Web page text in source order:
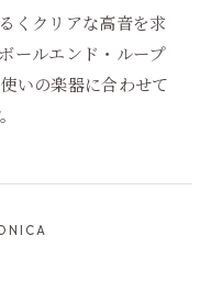
くクリアな高音を求
ールエンド・ループ
いの楽器に合わせて